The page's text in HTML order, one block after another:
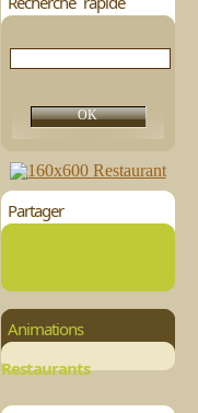
Partager
Animations
Restaurants